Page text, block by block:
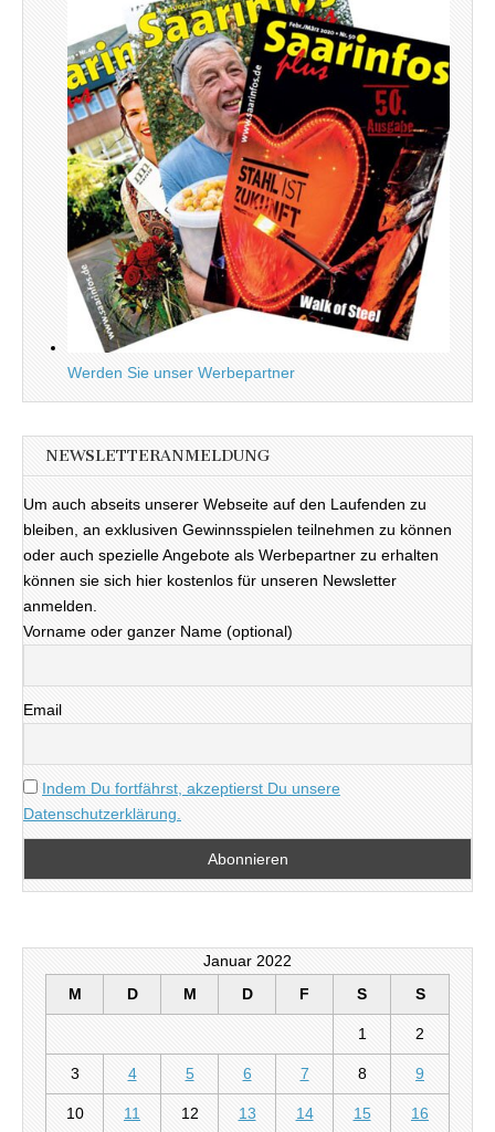
Werden Sie unser Werbepartner
NEWSLETTERANMELDUNG
Um auch abseits unserer Webseite auf den Laufenden zu
bleiben, an exklusiven Gewinnsspielen teilnehmen zu können
oder auch spezielle Angebote als Werbepartner zu erhalten
können sie sich hier kostenlos für unseren Newsletter
anmelden.
Vorname oder ganzer Name (optional)
Email
Indem Du fortfährst, akzeptierst Du unsere
Datenschutzerklärung.
Januar 2022
M
D M D F S S
1 2
3 4 5 6 7 8 9
10 11 12 13 14 15 16